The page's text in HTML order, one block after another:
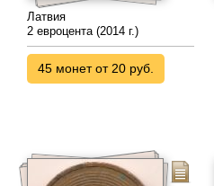
Латвия
2 евроцента (2014 г.)
45 монет от 20 руб.